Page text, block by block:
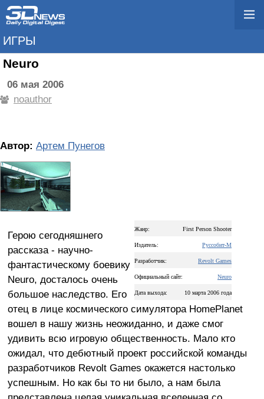
ИГРЫ
Neuro
06 мая 2006
noauthor
Автор: Артем Пунегов
Жанр: First Person Shooter
Издатель: Руссобит-М
Разработчик: Revolt Games
Официальный сайт: Neuro
Дата выхода: 10 марта 2006 года
Герою сегодняшнего
рассказа - научно-
фантастическому боевику
Neuro, досталось очень
большое наследство. Его
отец в лице космического симулятора HomePlanet
вошел в нашу жизнь неожиданно, и даже смог
удивить всю игровую общественность. Мало кто
ожидал, что дебютный проект российской команды
разработчиков Revolt Games окажется настолько
успешным. Но как бы то ни было, а нам была